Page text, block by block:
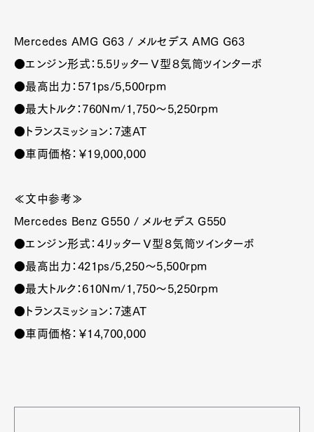
Pen Meet
Pen international Pen tw
Mercedes AMG G63 / メルセデス AMG G63
●エンジン形式：5.5リッターＶ型８気筒ツインターボ
●最高出力：571ps/5,500rpm
●最大トルク：760Nm/1,750～5,250rpm
●トランスミッション：7速AT
●車両価格：￥19,000,000
≪文中参考≫
Mercedes Benz G550 / メルセデス G550
●エンジン形式：４リッターＶ型８気筒ツインターボ
●最高出力：421ps/5,250～5,500rpm
●最大トルク：610Nm/1,750～5,250rpm
●トランスミッション：7速AT
●車両価格：￥14,700,000